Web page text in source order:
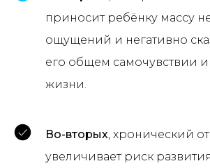
приносит ребёнку массу
ощущений и негативно
его общем самочувствии и
жизни.
Во-вторых, хронический
увеличивает риск развития